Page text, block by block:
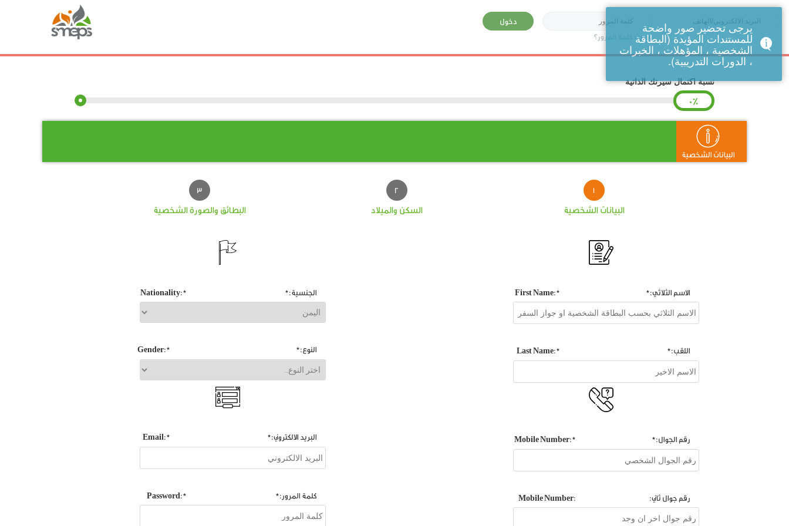
دخول
نسيت كلمة المرور؟
نسبة اكتمال سيرتك الذاتية
0%
البيانات الشخصية
البيانات الشخصية السكن والميلاد البطائق والصورة الشخصية
الاسم الثلاثي:* *:First Name
اللقب:* *:Last Name
رقم الجوال:* *:Mobile Number
رقم جوال ثاني: :Mobile Number
الجنسية:* *:Nationality
النوع:* *:Gender
البريد الالكتروني:* *:Email
كلمة المرور:* *:Password
يرجى تحضير صور واضحة
للمستندات المؤيدة (البطاقة
الشخصية ، المؤهلات ، الخبرات
، الدورات التدريبية).